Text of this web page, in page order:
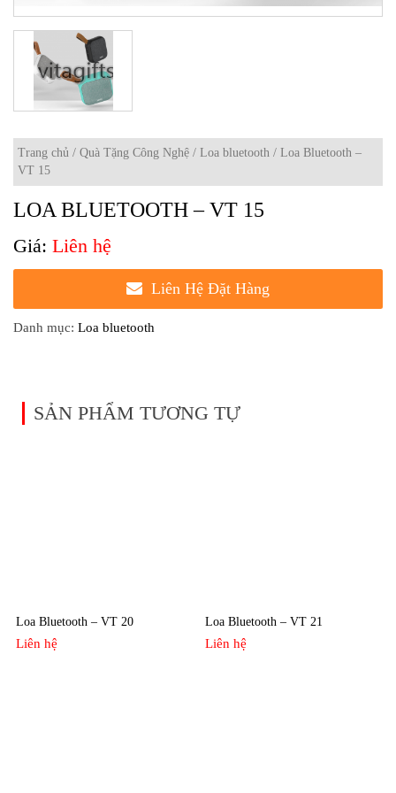
Trang chủ / Quà Tặng Công Nghệ / Loa bluetooth / Loa Bluetooth –
VT 15
LOA BLUETOOTH – VT 15
Liên hệ
Liên Hệ Đặt Hàng
Danh mục: Loa bluetooth
SẢN PHẨM TƯƠNG TỰ
Loa Bluetooth – VT 20
Liên hệ
Loa Bluetooth – VT 21
Liên hệ